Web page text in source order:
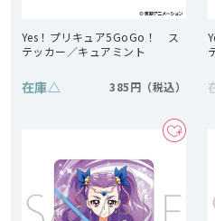
Yes！プリキュア5GoGo！ ス
テッカー／キュアミント
在庫△ 385円